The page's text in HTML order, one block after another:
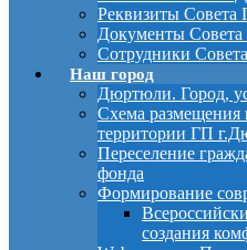
Реквизиты Совета
Документы
Сотрудники Совета
Наш город
Дюртюли. Город,
Схема размещения
территории ГП
Переселение
фонда
Формирование
создания